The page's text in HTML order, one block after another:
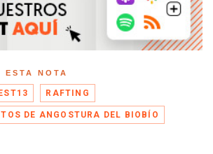
ESTA NOTA
RAFTING
DE ANGOSTURA DEL BIOBÍO